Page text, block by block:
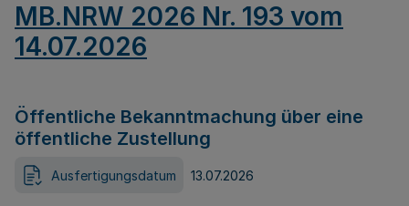
MB.NRW 2026 Nr. 193 vom
14.07.2026
Öffentliche Bekanntmachung über eine
öffentliche Zustellung
Ausfertigungsdatum 13.07.2026